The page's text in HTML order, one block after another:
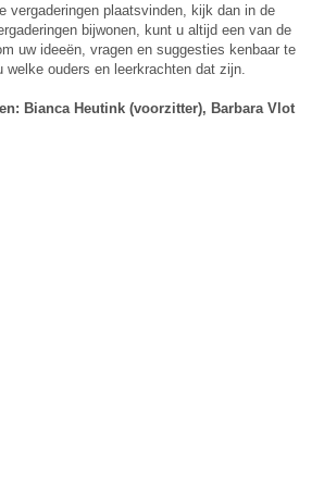
vergaderingen plaatsvinden, kijk dan in de
bijwonen, kunt u altijd een van de
uw ideeën, vragen en suggesties kenbaar te
welke ouders en leerkrachten dat zijn.
Bianca Heutink (voorzitter), Barbara Vlot